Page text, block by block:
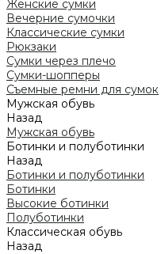
Женские сумки
Вечерние сумочки
Классические сумки
Рюкзаки
Сумки через плечо
Сумки-шопперы
Съемные ремни для сумок
Мужская обувь
Назад
Мужская обувь
Ботинки и полуботинки
Назад
Ботинки и полуботинки
Ботинки
Высокие ботинки
Полуботинки
Классическая обувь
Назад